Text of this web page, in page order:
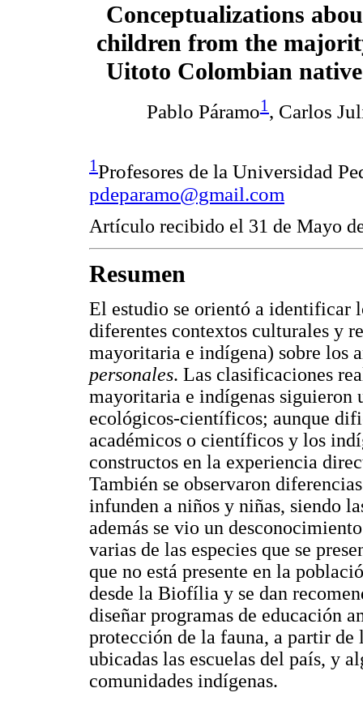
Conceptualizations
children from the
Uitoto Colombian
Pablo Páramo1 , Carlos
1Profesores de la Universidad
pdeparamo@gmail.com
Artículo recibido el 31 de Mayo
Resumen
El estudio se orientó a identificar
diferentes contextos culturales y
mayoritaria e indígena) sobre los
personales. Las clasificaciones
mayoritaria e indígenas siguieron
ecológicos-científicos; aunque
académicos o científicos y los
constructos en la experiencia
También se observaron
infunden a niños y niñas, siendo
además se vio un
varias de las especies que se
que no está presente en la
desde la Biofília y se dan
diseñar programas de educación
protección de la fauna, a partir de
ubicadas las escuelas del país, y
comunidades indígenas.